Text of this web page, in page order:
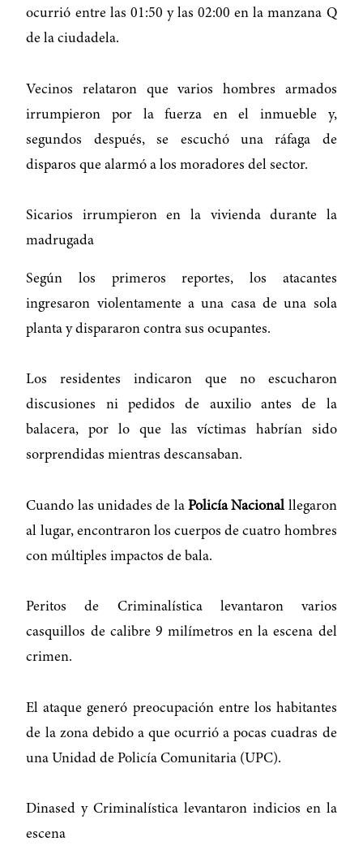
ocurrió entre las 01:50 y las 02:00 en la manzana Q
de la ciudadela.
Vecinos relataron que varios hombres armados
irrumpieron por la fuerza en el inmueble y,
segundos después, se escuchó una ráfaga de
disparos que alarmó a los moradores del sector.
Sicarios irrumpieron en la vivienda durante la
madrugada
Según los primeros reportes, los atacantes
ingresaron violentamente a una casa de una sola
planta y dispararon contra sus ocupantes.
Los residentes indicaron que no escucharon
discusiones ni pedidos de auxilio antes de la
balacera, por lo que las víctimas habrían sido
sorprendidas mientras descansaban.
Cuando las unidades de la Policía Nacional llegaron
al lugar, encontraron los cuerpos de cuatro hombres
con múltiples impactos de bala.
Peritos de Criminalística levantaron varios
casquillos de calibre 9 milímetros en la escena del
crimen.
El ataque generó preocupación entre los habitantes
de la zona debido a que ocurrió a pocas cuadras de
una Unidad de Policía Comunitaria (UPC).
Dinased y Criminalística levantaron indicios en la
escena